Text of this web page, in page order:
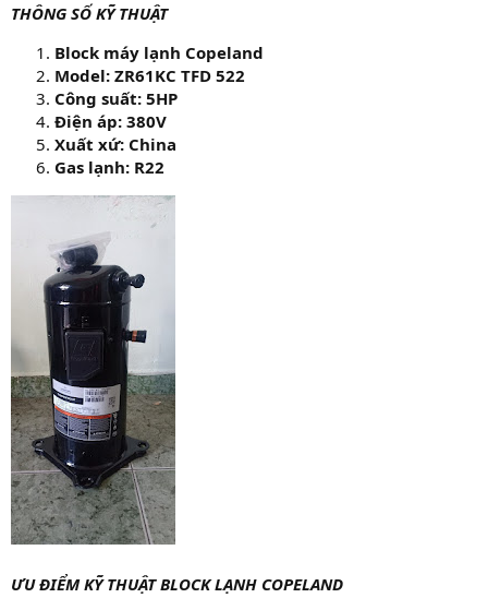
THÔNG SỐ KỸ THUẬT
Block máy lạnh Copeland
Model: ZR61KC TFD 522
Công suất: 5HP
Điện áp: 380V
Xuất xứ: China
Gas lạnh: R22
ƯU ĐIỂM KỸ THUẬT BLOCK LẠNH COPELAND